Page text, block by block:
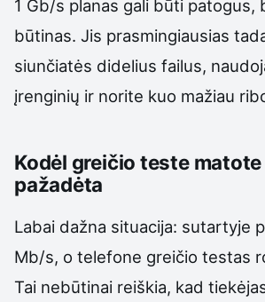
1 Gb/s planas gali būti patogus,
būtinas. Jis prasmingiausias
siunčiatės didelius failus,
įrenginių ir norite kuo mažiau
Kodėl greičio teste
pažadėta
Labai dažna situacija: sutartyje
Mb/s, o telefone greičio testas
Tai nebūtinai reiškia, kad